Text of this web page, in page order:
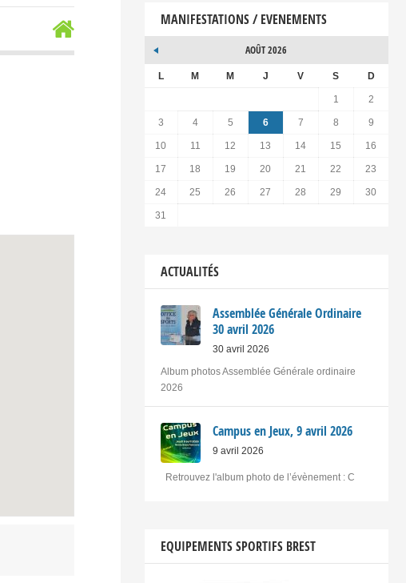
MANIFESTATIONS / EVENEMENTS
AOÛT 2026
L M M J V S D
1 2
3 4 5 6 7 8 9
10 11 12 13 14 15 16
17 18 19 20 21 22 23
24 25 26 27 28 29 30
31
ACTUALITÉS
Assemblée Générale Ordinaire
30 avril 2026
30 avril 2026
Album photos Assemblée Générale ordinaire
2026
Campus en Jeux, 9 avril 2026
9 avril 2026
Retrouvez l'album photo de l’évènement : C
EQUIPEMENTS SPORTIFS BREST